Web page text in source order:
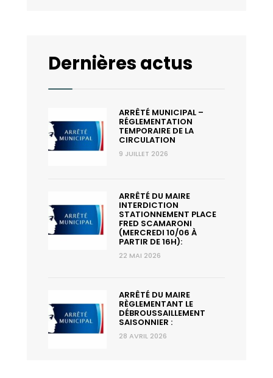
Dernières actus
ARRÊTÉ MUNICIPAL –
RÉGLEMENTATION
TEMPORAIRE DE LA
CIRCULATION
9 JUILLET 2026
ARRÊTÉ DU MAIRE
INTERDICTION
STATIONNEMENT PLACE
FRED SCAMARONI
(MERCREDI 10/06 À
PARTIR DE 16H):
22 MAI 2026
ARRÊTÉ DU MAIRE
RÈGLEMENTANT LE
DÉBROUSSAILLEMENT
SAISONNIER :
28 AVRIL 2026